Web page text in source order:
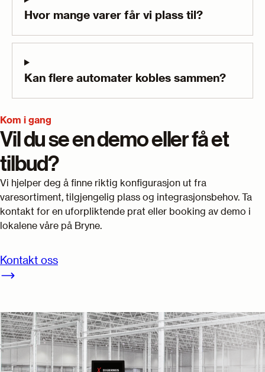
Hvor mange varer får vi plass til?
Kan flere automater kobles sammen?
Kom i gang
Vil du se en demo eller få et
tilbud?
Vi hjelper deg å finne riktig konfigurasjon ut fra
varesortiment, tilgjengelig plass og integrasjonsbehov. Ta
kontakt for en uforpliktende prat eller booking av demo i
lokalene våre på Bryne.
Kontakt oss